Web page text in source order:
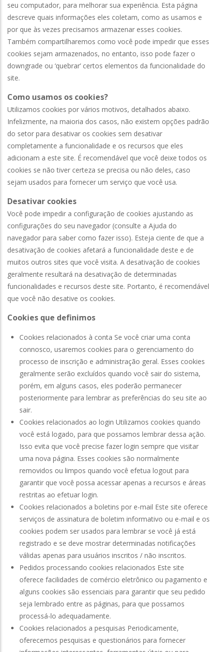
seu computador, para melhorar sua experiência. Esta página
descreve quais informações eles coletam, como as usamos e
por que às vezes precisamos armazenar esses cookies.
Também compartilharemos como você pode impedir que esses
cookies sejam armazenados, no entanto, isso pode fazer o
downgrade ou ‘quebrar’ certos elementos da funcionalidade do
site.
Como usamos os cookies?
Utilizamos cookies por vários motivos, detalhados abaixo.
Infelizmente, na maioria dos casos, não existem opções padrão
do setor para desativar os cookies sem desativar
completamente a funcionalidade e os recursos que eles
adicionam a este site. É recomendável que você deixe todos os
cookies se não tiver certeza se precisa ou não deles, caso
sejam usados ​​para fornecer um serviço que você usa.
Desativar cookies
Você pode impedir a configuração de cookies ajustando as
configurações do seu navegador (consulte a Ajuda do
navegador para saber como fazer isso). Esteja ciente de que a
desativação de cookies afetará a funcionalidade deste e de
muitos outros sites que você visita. A desativação de cookies
geralmente resultará na desativação de determinadas
funcionalidades e recursos deste site. Portanto, é recomendável
que você não desative os cookies.
Cookies que definimos
Cookies relacionados à conta Se você criar uma conta
connosco, usaremos cookies para o gerenciamento do
processo de inscrição e administração geral. Esses cookies
geralmente serão excluídos quando você sair do sistema,
porém, em alguns casos, eles poderão permanecer
posteriormente para lembrar as preferências do seu site ao
sair.
Cookies relacionados ao login Utilizamos cookies quando
você está logado, para que possamos lembrar dessa ação.
Isso evita que você precise fazer login sempre que visitar
uma nova página. Esses cookies são normalmente
removidos ou limpos quando você efetua logout para
garantir que você possa acessar apenas a recursos e áreas
restritas ao efetuar login.
Cookies relacionados a boletins por e-mail Este site oferece
serviços de assinatura de boletim informativo ou e-mail e os
cookies podem ser usados ​​para lembrar se você já está
registrado e se deve mostrar determinadas notificações
válidas apenas para usuários inscritos / não inscritos.
Pedidos processando cookies relacionados Este site
oferece facilidades de comércio eletrônico ou pagamento e
alguns cookies são essenciais para garantir que seu pedido
seja lembrado entre as páginas, para que possamos
processá-lo adequadamente.
Cookies relacionados a pesquisas Periodicamente,
oferecemos pesquisas e questionários para fornecer